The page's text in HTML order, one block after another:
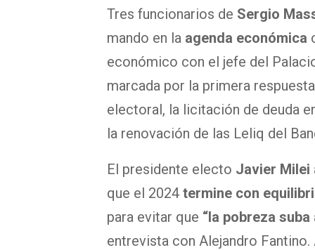
Tres funcionarios de Sergio
mando en la agenda económica
económico con el jefe del
marcada por la primera
electoral, la licitación de deuda
la renovación de las Leliq del
El presidente electo Javier Milei
que el 2024 termine con
para evitar que “la pobreza suba
entrevista con Alejandro